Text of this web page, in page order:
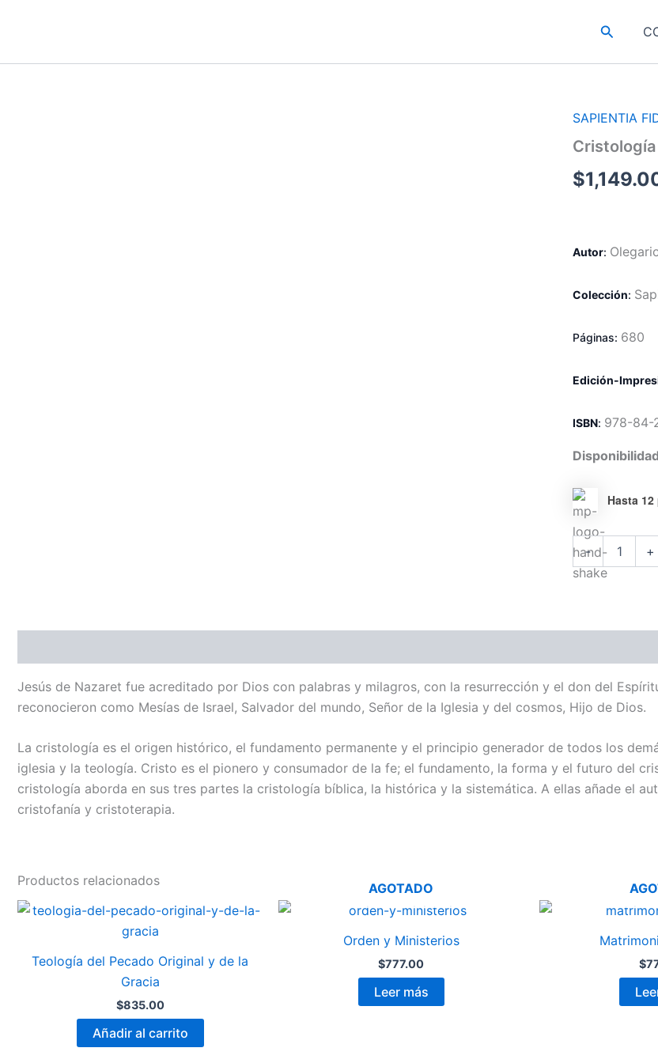
Buscar
SAPIENTIA
Cristología
$
Autor:
Colección:
Páginas: 680
Edición-
ISBN: 978-84-
Hasta
-
Cristología
cantidad
+
Jesús de Nazaret fue acreditado por Dios con palabras y milagros, con la resurrección y el don del
reconocieron como Mesías de Israel, Salvador del mundo, Señor de la Iglesia y del cosmos, Hijo de Dios.
La cristología es el origen histórico, el fundamento permanente y el principio generador de todos los
iglesia y la teología. Cristo es el pionero y consumador de la fe; el fundamento, la forma y el futuro del
cristología aborda en sus tres partes la cristología bíblica, la histórica y la sistemática. A ellas añade el
cristofanía y cristoterapia.
Productos relacionados
Teología del Pecado Original y de la
Gracia
$835.00
Añadir al carrito
AGOTADO
Orden y Ministerios
$777.00
Leer más
$